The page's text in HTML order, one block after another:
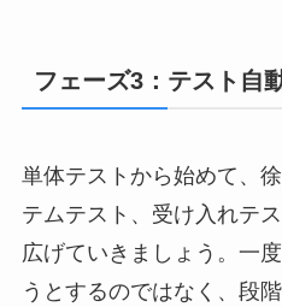
フェーズ3：テスト自
単体テストから始めて、
テムテスト、受け入れテ
広げていきましょう。一
うとするのではなく、段